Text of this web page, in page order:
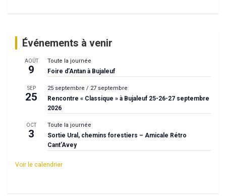
Événements à venir
AOÛT
9
Toute la journée
Foire d’Antan à Bujaleuf
SEP
25
25 septembre / 27 septembre
Rencontre « Classique » à Bujaleuf 25-26-27 septembre
2026
OCT
3
Toute la journée
Sortie Ural, chemins forestiers – Amicale Rétro
Cant’Avey
Voir le calendrier